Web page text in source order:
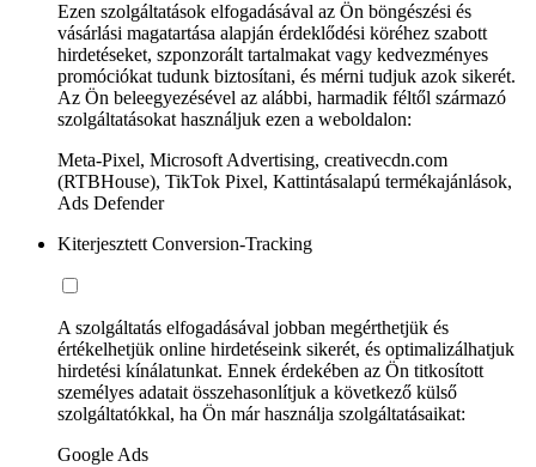
Ezen szolgáltatások elfogadásával az Ön böngészési és
vásárlási magatartása alapján érdeklődési köréhez szabott
hirdetéseket, szponzorált tartalmakat vagy kedvezményes
promóciókat tudunk biztosítani, és mérni tudjuk azok sikerét.
Az Ön beleegyezésével az alábbi, harmadik féltől származó
szolgáltatásokat használjuk ezen a weboldalon:
Meta-Pixel, Microsoft Advertising, creativecdn.com
(RTBHouse), TikTok Pixel, Kattintásalapú termékajánlások,
Ads Defender
Kiterjesztett Conversion-Tracking
A szolgáltatás elfogadásával jobban megérthetjük és
értékelhetjük online hirdetéseink sikerét, és optimalizálhatjuk
hirdetési kínálatunkat. Ennek érdekében az Ön titkosított
személyes adatait összehasonlítjuk a következő külső
szolgáltatókkal, ha Ön már használja szolgáltatásaikat:
Google Ads